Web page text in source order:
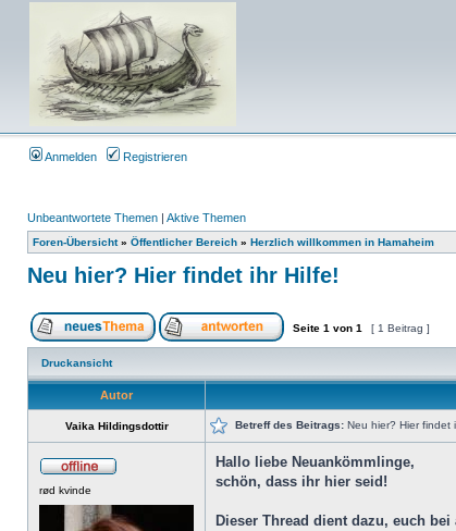
Anmelden Registrieren
Unbeantwortete Themen | Aktive Themen
Foren-Übersicht» Öffentlicher Bereich » Herzlich willkommen in Hamaheim
Neu hier? Hier findet ihr Hilfe!
Seite 1 von 1 [ 1 Beitrag ]
Druckansicht
Autor
Vaika Hildingsdottir Betreff des Beitrags: Neu hier? Hier findet
rød kvinde
Hallo liebe Neuankömmlinge,
schön, dass ihr hier seid!
Dieser Thread dient dazu, euch